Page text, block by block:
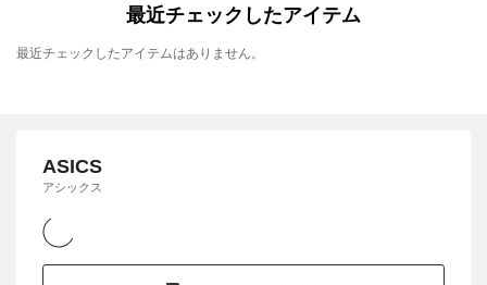
最近チェックしたアイテム
最近チェックしたアイテムはありません。
ASICS
アシックス